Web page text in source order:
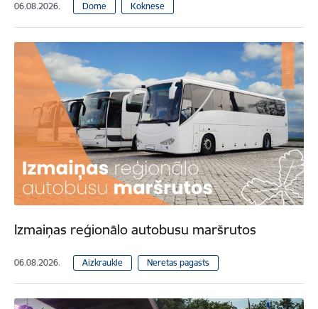
06.08.2026. Dome Koknese
Izmaiņas reģionālo autobusu maršrutos
06.08.2026. Aizkraukle Neretas pagasts